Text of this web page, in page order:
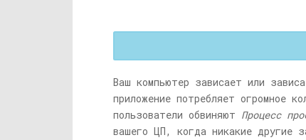
Ваш компьютер зависает или
приложение потребляет огромное
пользователи обвиняют Процесс
вашего ЦП, когда никакие другие